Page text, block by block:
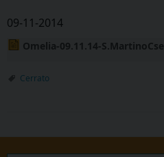
09-11-2014
Omelia-09.11.14-S.MartinoCse
Cerrato